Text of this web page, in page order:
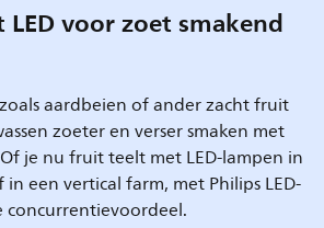
voor zoet smakend
aardbeien of ander zacht fruit
zoeter en verser smaken met
je nu fruit teelt met LED-lampen in
een vertical farm, met Philips LED-